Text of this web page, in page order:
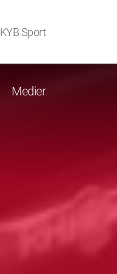
KYB Sport
Medier